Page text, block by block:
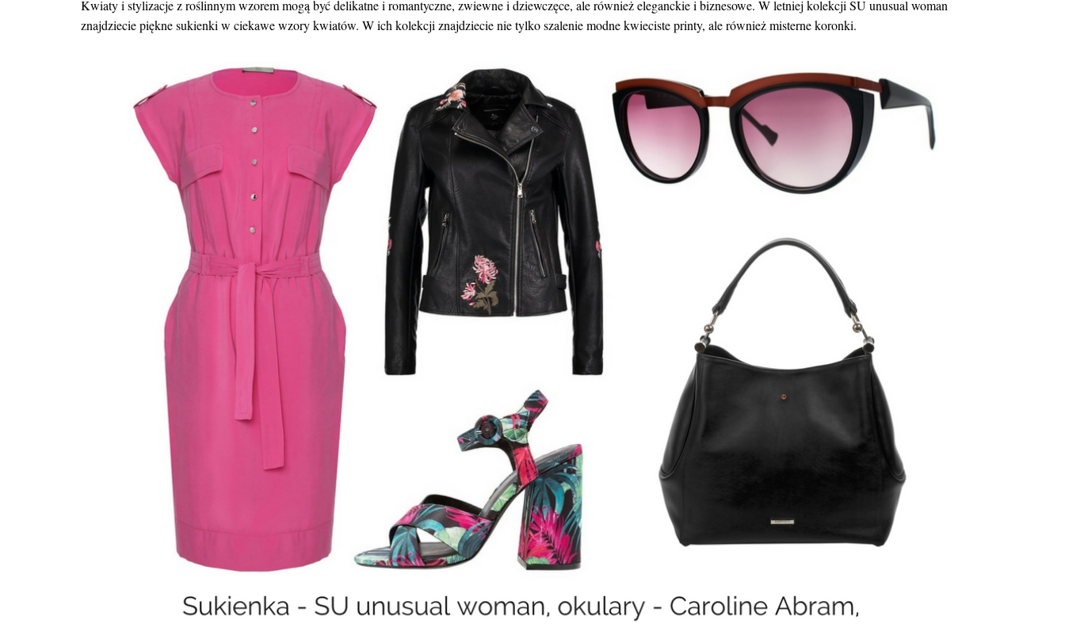
Kwiaty i stylizacje z roślinnym wzorem mogą być delikatne i romantyczne, zwiewne i dziewczęce, ale również eleganckie i biznesowe. W letniej kolekcjiSU unusual woman
znajdziecie piękne sukienki w ciekawe wzory kwiatów. W ich kolekcji znajdziecie nie tylko szalenie modne kwieciste printy, ale również misterne koronki.